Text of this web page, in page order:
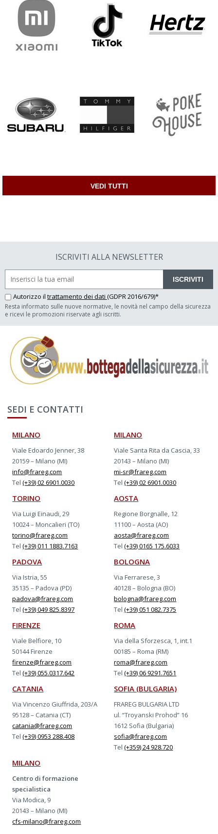
VEDI TUTTI
ISCRIVITI ALLA NEWSLETTER
ISCRIVITI
Autorizzo il trattamento dei dati (GDPR 2016/679)*
Resta informato sulle nuove normative, le novità nel campo della sicurezza
e ricevi le promozioni riservate agli iscritti.
SEDI E CONTATTI
MILANO
Viale Edoardo Jenner, 38
20159 – Milano (MI)
info@frareg.com
Tel(+39) 02 6901.0030
MILANO
Viale Santa Rita da Cascia, 33
20143 – Milano (MI)
mi-sr@frareg.com
Tel(+39) 02 6901.0030
TORINO
Via Luigi Einaudi, 29
10024 – Moncalieri (TO)
torino@frareg.com
Tel(+39) 011 1883.7163
AOSTA
Regione Borgnalle, 12
11100 – Aosta (AO)
aosta@frareg.com
Tel(+39) 0165 175.6033
PADOVA
Via Istria, 55
35135 – Padova (PD)
padova@frareg.com
Tel(+39) 049 825.8397
BOLOGNA
Via Ferrarese, 3
40128 – Bologna (BO)
bologna@frareg.com
Tel(+39) 051 082.7375
FIRENZE
Viale Belfiore, 10
50144 Firenze
firenze@frareg.com
Tel(+39) 055.0317.642
ROMA
Via della Sforzesca, 1, int.1
00185 – Roma (RM)
roma@frareg.com
Tel(+39) 06 9291.7651
CATANIA
Via Vincenzo Giuffrida, 203/A
95128 – Catania (CT)
catania@frareg.com
Tel(+39) 0953 288.408
SOFIA (BULGARIA)
FRAREG BULGARIA LTD
ul. “Troyanski Prohod” 16
1612 Sofia (Bulgaria)
sofia@frareg.com
Tel(+359) 24 928.720
MILANO
Centro di formazione
specialistica
Via Modica, 9
20143 – Milano (MI)
cfs-milano@frareg.com